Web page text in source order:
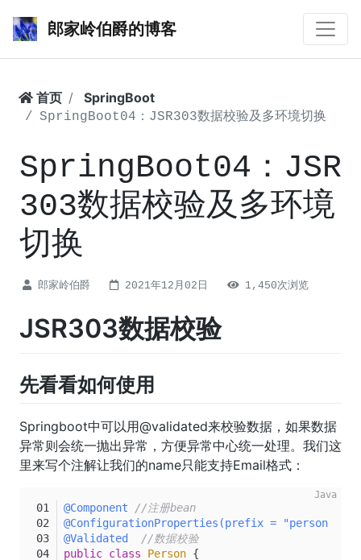
郎家岭伯爵的博客
首页 SpringBoot
SpringBoot04：JSR303数据校验及多环境切换
SpringBoot04：JSR
303数据校验及多环境
切换
郎家岭伯爵 2021年12月02日 1,450次浏览
JSR303数据校验
先看看如何使用
Springboot中可以用@validated来校验数据，如果数据
异常则会统一抛出异常，方便异常中心统一处理。我们这
里来写个注解让我们的name只能支持Email格式：
@Component
//注册bean
@ConfigurationProperties(prefix = "person")
@Validated
//数据校验
public class Person {